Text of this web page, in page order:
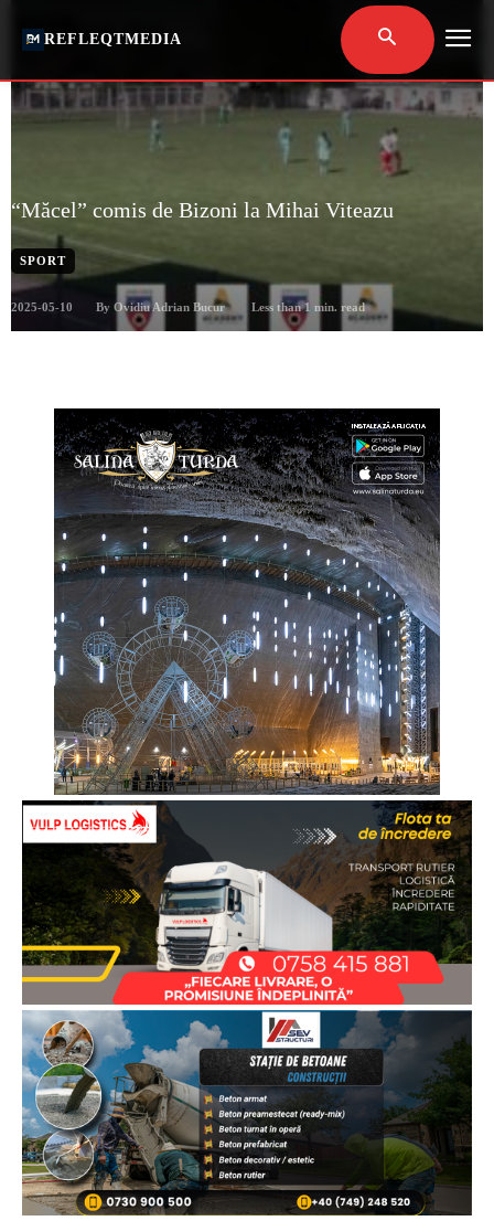
REFLEQTMEDIA
“Măcel” comis de Bizoni la Mihai Viteazu
SPORT
2025-05-10 By Ovidiu Adrian Bucur Less than 1 min. read